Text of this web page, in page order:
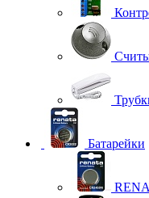
Батарейки